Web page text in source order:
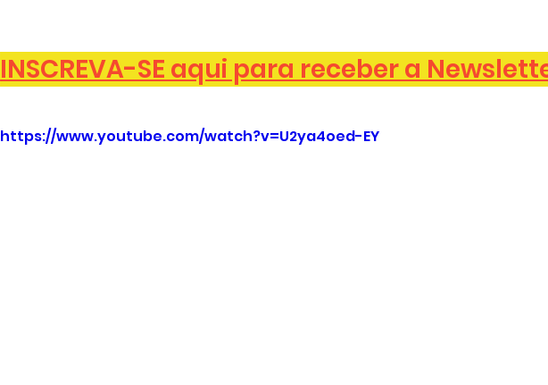
INSCREVA-SE aqui para receber a
https://www.youtube.com/watch?v=U2ya4oed-EY